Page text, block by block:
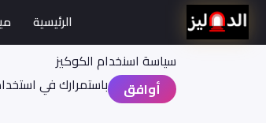
سياسة اسنخدام الكوكيز
أوافق
باستمرارك في
الرئيسية